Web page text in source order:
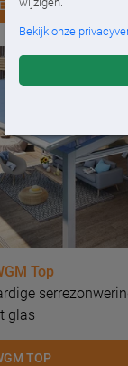
Bekijk onze
COMFORT-LINE ZIP
Top
glas
TOP